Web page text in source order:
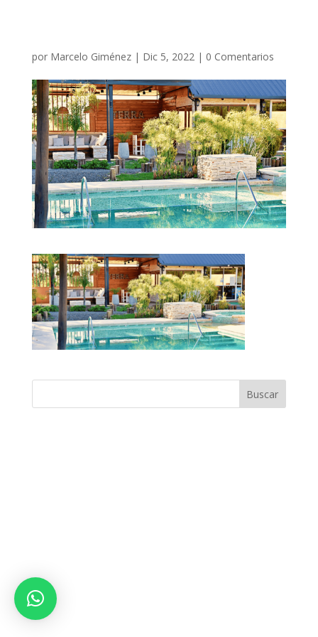
por Marcelo Giménez| Dic 5, 2022| 0 Comentarios